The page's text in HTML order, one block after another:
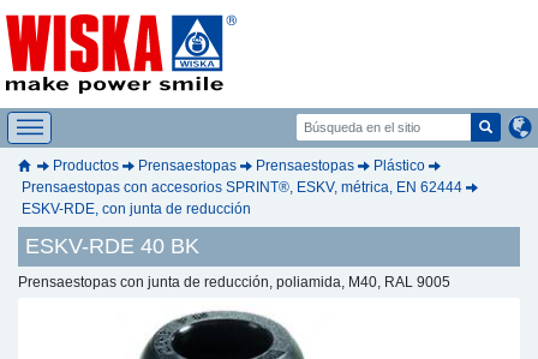
Productos Prensaestopas Prensaestopas
Plástico
Prensaestopas con accesorios SPRINT®, ESKV, métrica, EN 62444
ESKV-RDE, con junta de reducción
ESKV-RDE 40 BK
Prensaestopas con junta de reducción, poliamida, M40, RAL 9005